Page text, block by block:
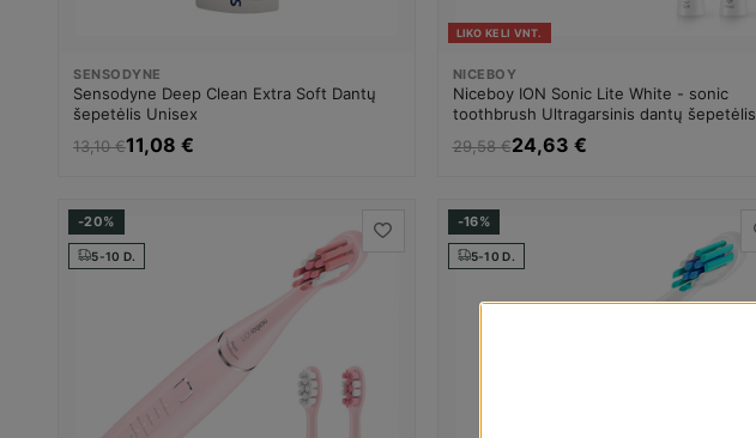
SENSODYNE
Sensodyne Deep Clean Extra Soft Dantų
šepetėlis Unisex
13,10 €11,08 €
LIKO KELI VNT.
NICEBOY
Niceboy ION Sonic Lite White - sonic
toothbrush Ultragarsinis dantų šepetėlis
29,58 €24,63 €
-20%
5-10 D.
-16%
5-10 D.